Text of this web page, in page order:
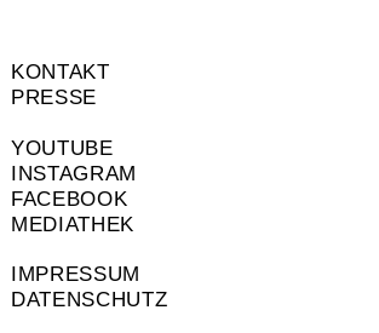
KONTAKT
PRESSE
YOUTUBE
INSTAGRAM
FACEBOOK
MEDIATHEK
IMPRESSUM
DATENSCHUTZ